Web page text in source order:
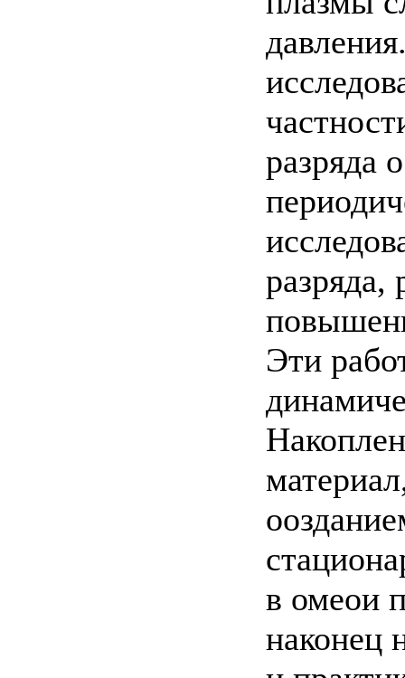
разряда
разряда,
Эти
в омеои
наконец